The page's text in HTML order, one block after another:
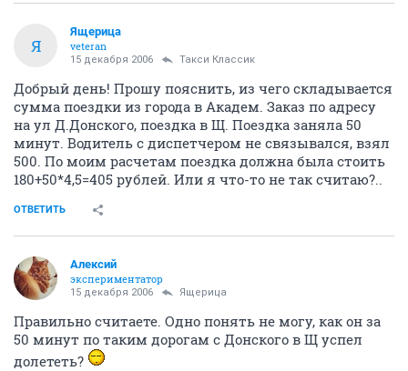
Я
Ящерица
veteran
15 декабря 2006 Такси Классик
Добрый день! Прошу пояснить, из чего складывается
сумма поездки из города в Академ. Заказ по адресу
на ул Д.Донского, поездка в Щ. Поездка заняла 50
минут. Водитель с диспетчером не связывался, взял
500. По моим расчетам поездка должна была стоить
180+50*4,5=405 рублей. Или я что-то не так считаю?..
ОТВЕТИТЬ
Алексий
экспериментатор
15 декабря 2006 Ящерица
Правильно считаете. Одно понять не могу, как он за
50 минут по таким дорогам с Донского в Щ успел
долететь?